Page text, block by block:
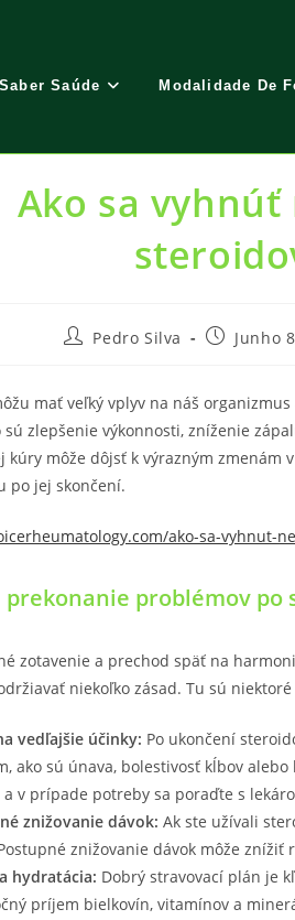
Saber Saúde Modalidade De
Ako sa
PostPedro Silva
PostJunho
mať veľký vplyv na náš
sú zlepšenie výkonnosti, zníženie
kúry môže dôjsť k výrazným zmenám
po jej skončení.
ako-sa-vyhnut-
prekonanie problémov po
zotavenie a prechod späť na
niekoľko zásad. Tu sú
vedľajšie účinky: Po ukončení
ako sú únava, bolestivosť kĺbov
v prípade potreby sa poraďte s
znižovanie dávok: Ak ste užívali
znižovanie dávok môže znížiť
hydratácia: Dobrý stravovací plán je
príjem bielkovín, vitamínov a